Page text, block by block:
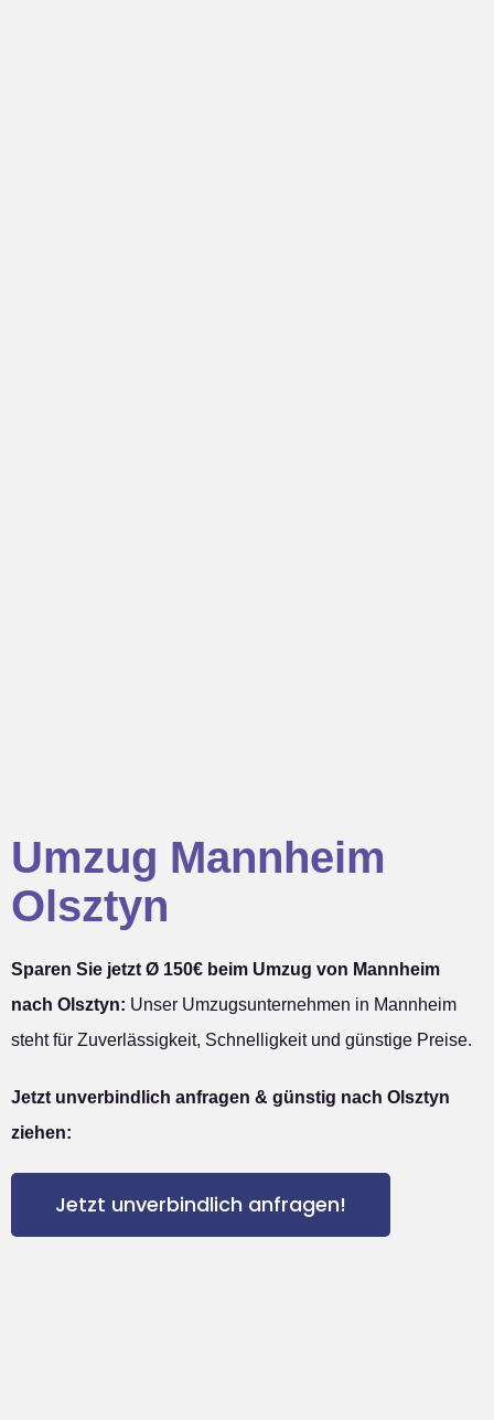
Umzug Mannheim
Olsztyn
Sparen Sie jetzt Ø 150€ beim Umzug von Mannheim
nach Olsztyn: Unser Umzugsunternehmen in Mannheim
steht für Zuverlässigkeit, Schnelligkeit und günstige Preise.
Jetzt unverbindlich anfragen & günstig nach Olsztyn
ziehen:
Jetzt unverbindlich anfragen!